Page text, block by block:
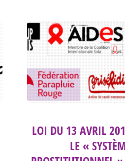
LOI DU 13 AVRIL
LE «